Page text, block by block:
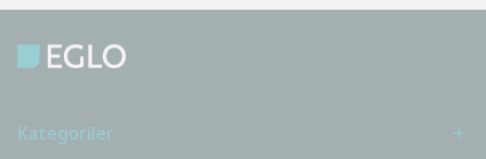
Kategoriler